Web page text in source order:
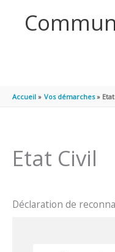
Accueil Vos démarches
Etat Civil
Déclaration de